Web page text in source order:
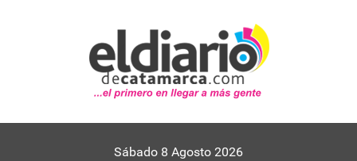
Sábado 8 Agosto 2026